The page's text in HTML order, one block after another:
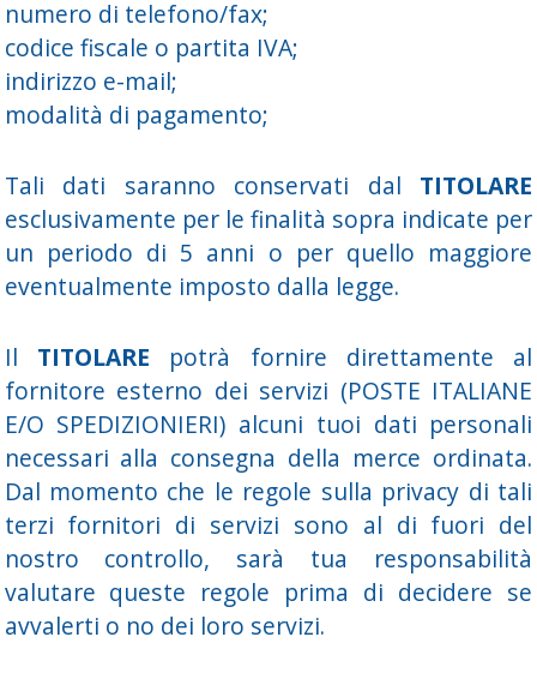
numero di telefono/fax;
codice fiscale o partita IVA;
indirizzo e-mail;
modalità di pagamento;
Tali dati saranno conservati dal TITOLARE
esclusivamente per le finalità sopra indicate per
un periodo di 5 anni o per quello maggiore
eventualmente imposto dalla legge.
Il TITOLARE potrà fornire direttamente al
fornitore esterno dei servizi (POSTE ITALIANE
E/O SPEDIZIONIERI) alcuni tuoi dati personali
necessari alla consegna della merce ordinata.
Dal momento che le regole sulla privacy di tali
terzi fornitori di servizi sono al di fuori del
nostro controllo, sarà tua responsabilità
valutare queste regole prima di decidere se
avvalerti o no dei loro servizi.